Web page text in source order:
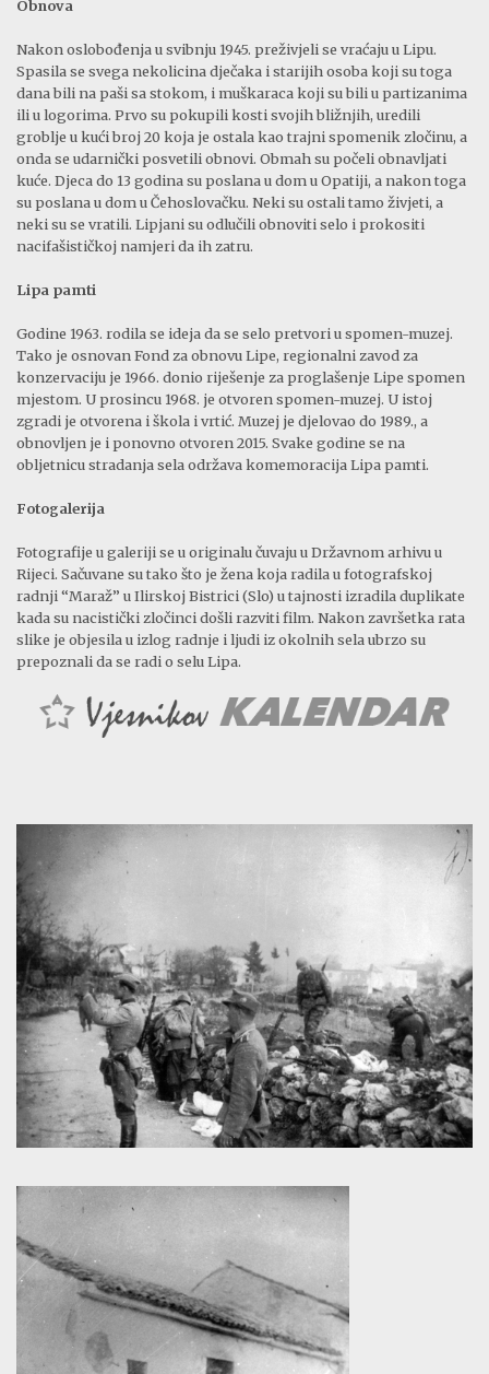
Obnova
Nakon oslobođenja u svibnju 1945. preživjeli se vraćaju u Lipu.
Spasila se svega nekolicina dječaka i starijih osoba koji su toga
dana bili na paši sa stokom, i muškaraca koji su bili u partizanima
ili u logorima. Prvo su pokupili kosti svojih bližnjih, uredili
groblje u kući broj 20 koja je ostala kao trajni spomenik zločinu, a
onda se udarnički posvetili obnovi. Obmah su počeli obnavljati
kuće. Djeca do 13 godina su poslana u dom u Opatiji, a nakon toga
su poslana u dom u Čehoslovačku. Neki su ostali tamo živjeti, a
neki su se vratili. Lipjani su odlučili obnoviti selo i prokositi
nacifašističkoj namjeri da ih zatru.
Lipa pamti
Godine 1963. rodila se ideja da se selo pretvori u spomen-muzej.
Tako je osnovan Fond za obnovu Lipe, regionalni zavod za
konzervaciju je 1966. donio riješenje za proglašenje Lipe spomen
mjestom. U prosincu 1968. je otvoren spomen-muzej. U istoj
zgradi je otvorena i škola i vrtić. Muzej je djelovao do 1989., a
obnovljen je i ponovno otvoren 2015. Svake godine se na
obljetnicu stradanja sela održava komemoracija Lipa pamti.
Fotogalerija
Fotografije u galeriji se u originalu čuvaju u Državnom arhivu u
Rijeci. Sačuvane su tako što je žena koja radila u fotografskoj
radnji “Maraž” u Ilirskoj Bistrici (Slo) u tajnosti izradila duplikate
kada su nacistički zločinci došli razviti film. Nakon završetka rata
slike je objesila u izlog radnje i ljudi iz okolnih sela ubrzo su
prepoznali da se radi o selu Lipa.